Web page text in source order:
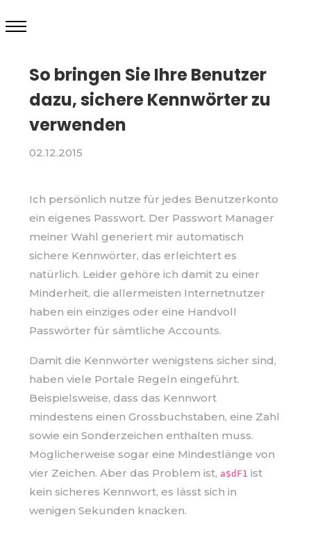
So bringen Sie Ihre Benutzer
dazu, sichere Kennwörter zu
verwenden
02.12.2015
Ich persönlich nutze für jedes Benutzerkonto
ein eigenes Passwort. Der Passwort Manager
meiner Wahl generiert mir automatisch
sichere Kennwörter, das erleichtert es
natürlich. Leider gehöre ich damit zu einer
Minderheit, die allermeisten Internetnutzer
haben ein einziges oder eine Handvoll
Passwörter für sämtliche Accounts.
Damit die Kennwörter wenigstens sicher sind,
haben viele Portale Regeln eingeführt.
Beispielsweise, dass das Kennwort
mindestens einen Grossbuchstaben, eine Zahl
sowie ein Sonderzeichen enthalten muss.
Möglicherweise sogar eine Mindestlänge von
vier Zeichen. Aber das Problem ist, a$dF1 ist
kein sicheres Kennwort, es lässt sich in
wenigen Sekunden knacken.